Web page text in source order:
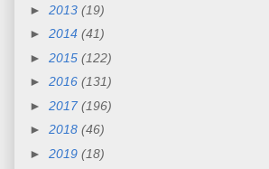
► 2013 (19)
► 2014 (41)
► 2015 (122)
► 2016 (131)
► 2017 (196)
► 2018 (46)
► 2019 (18)